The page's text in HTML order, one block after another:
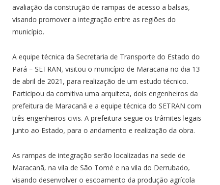
avaliação da construção de rampas de acesso a balsas,
visando promover a integração entre as regiões do
município.
A equipe técnica da Secretaria de Transporte do Estado do
Pará – SETRAN, visitou o município de Maracanã no dia 13
de abril de 2021, para realização de um estudo técnico.
Participou da comitiva uma arquiteta, dois engenheiros da
prefeitura de Maracanã e a equipe técnica do SETRAN com
três engenheiros civis. A prefeitura segue os trâmites legais
junto ao Estado, para o andamento e realização da obra.
As rampas de integração serão localizadas na sede de
Maracanã, na vila de São Tomé e na vila do Derrubado,
visando desenvolver o escoamento da produção agrícola